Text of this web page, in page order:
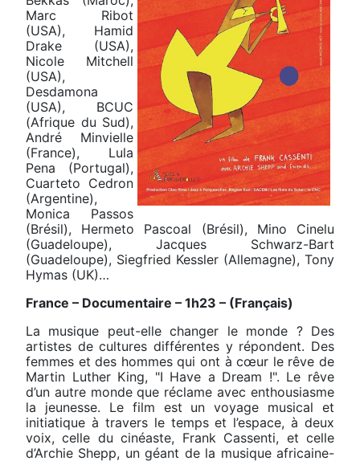
Marc Ribot
(USA), Hamid
Drake (USA),
Nicole Mitchell
(USA),
Desdamona
(USA), BCUC
(Afrique du Sud),
André Minvielle
(France), Lula
Pena (Portugal),
Cuarteto Cedron
(Argentine),
Monica Passos
(Brésil), Hermeto Pascoal (Brésil), Mino Cinelu
(Guadeloupe), Jacques Schwarz-Bart
(Guadeloupe), Siegfried Kessler (Allemagne), Tony
Hymas (UK)…
France – Documentaire – 1h23 – (Français)
La musique peut-elle changer le monde ? Des
artistes de cultures différentes y répondent. Des
femmes et des hommes qui ont à cœur le rêve de
Martin Luther King, "I Have a Dream !". Le rêve
d’un autre monde que réclame avec enthousiasme
la jeunesse. Le film est un voyage musical et
initiatique à travers le temps et l’espace, à deux
voix, celle du cinéaste, Frank Cassenti, et celle
d’Archie Shepp, un géant de la musique africaine-